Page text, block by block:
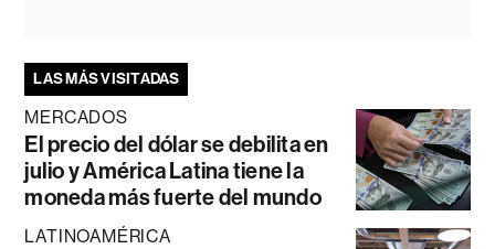
LAS MÁS VISITADAS
MERCADOS
El precio del dólar se debilita en
julio y América Latina tiene la
moneda más fuerte del mundo
LATINOAMÉRICA